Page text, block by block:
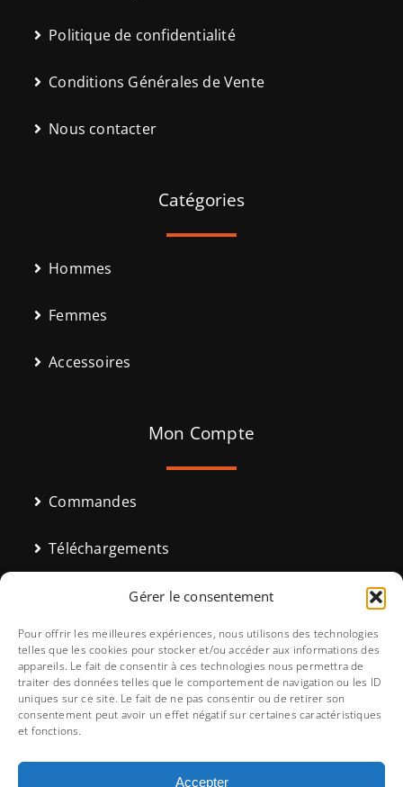
Gérer le consentement
Pour offrir les meilleures expériences, nous utilisons des technologies
telles que les cookies pour stocker et/ou accéder aux informations des
appareils. Le fait de consentir à ces technologies nous permettra de
traiter des données telles que le comportement de navigation ou les ID
uniques sur ce site. Le fait de ne pas consentir ou de retirer son
consentement peut avoir un effet négatif sur certaines caractéristiques
et fonctions.
Accepter
Politique de confidentialité
Conditions Générales de Vente
Nous contacter
Catégories
Hommes
Femmes
Accessoires
Mon Compte
Commandes
Téléchargements
Moyens de paiement
Détails du compte
Mot de passe perdu